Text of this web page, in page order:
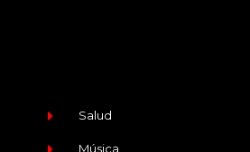
Salud
Música